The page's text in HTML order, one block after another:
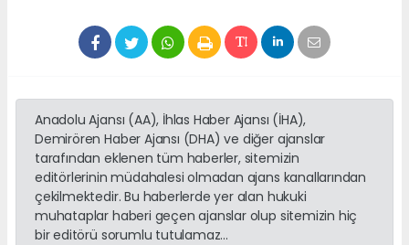
Anadolu Ajansı (AA), İhlas Haber Ajansı (İHA),
Demirören Haber Ajansı (DHA) ve diğer ajanslar
tarafından eklenen tüm haberler, sitemizin
editörlerinin müdahalesi olmadan ajans kanallarından
çekilmektedir. Bu haberlerde yer alan hukuki
muhataplar haberi geçen ajanslar olup sitemizin hiç
bir editörü sorumlu tutulamaz...